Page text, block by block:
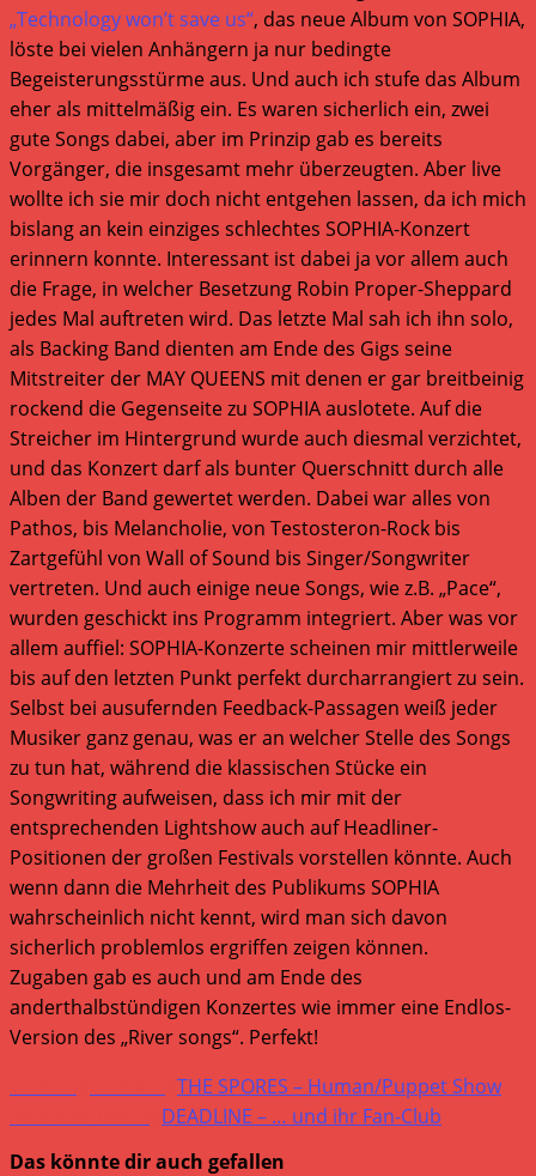
„Technology won’t save us“, das neue Album von SOPHIA,
löste bei vielen Anhängern ja nur bedingte
Begeisterungsstürme aus. Und auch ich stufe das Album
eher als mittelmäßig ein. Es waren sicherlich ein, zwei
gute Songs dabei, aber im Prinzip gab es bereits
Vorgänger, die insgesamt mehr überzeugten. Aber live
wollte ich sie mir doch nicht entgehen lassen, da ich mich
bislang an kein einziges schlechtes SOPHIA-Konzert
erinnern konnte. Interessant ist dabei ja vor allem auch
die Frage, in welcher Besetzung Robin Proper-Sheppard
jedes Mal auftreten wird. Das letzte Mal sah ich ihn solo,
als Backing Band dienten am Ende des Gigs seine
Mitstreiter der MAY QUEENS mit denen er gar breitbeinig
rockend die Gegenseite zu SOPHIA auslotete. Auf die
Streicher im Hintergrund wurde auch diesmal verzichtet,
und das Konzert darf als bunter Querschnitt durch alle
Alben der Band gewertet werden. Dabei war alles von
Pathos, bis Melancholie, von Testosteron-Rock bis
Zartgefühl von Wall of Sound bis Singer/Songwriter
vertreten. Und auch einige neue Songs, wie z.B. „Pace“,
wurden geschickt ins Programm integriert. Aber was vor
allem auffiel: SOPHIA-Konzerte scheinen mir mittlerweile
bis auf den letzten Punkt perfekt durcharrangiert zu sein.
Selbst bei ausufernden Feedback-Passagen weiß jeder
Musiker ganz genau, was er an welcher Stelle des Songs
zu tun hat, während die klassischen Stücke ein
Songwriting aufweisen, dass ich mir mit der
entsprechenden Lightshow auch auf Headliner-
Positionen der großen Festivals vorstellen könnte. Auch
wenn dann die Mehrheit des Publikums SOPHIA
wahrscheinlich nicht kennt, wird man sich davon
sicherlich problemlos ergriffen zeigen können.
Zugaben gab es auch und am Ende des
anderthalbstündigen Konzertes wie immer eine Endlos-
Version des „River songs“. Perfekt!
Weitere
Artikel
ansehen
THE SPORES – Human/Puppet Show
DEADLINE – … und ihr Fan-Club
Das könnte dir auch gefallen